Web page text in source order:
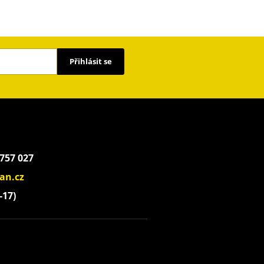
Přihlásit se
027
17)